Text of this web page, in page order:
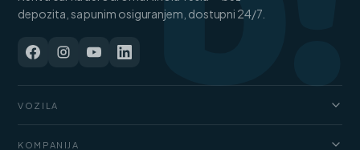
depozita, sa punim osiguranjem, dostupni 24/7.
VOZILA
KOMPANIJA